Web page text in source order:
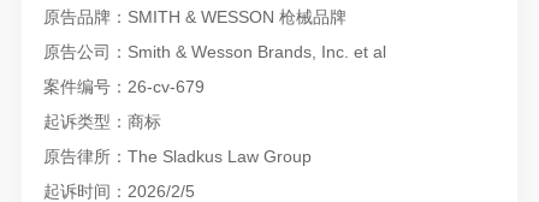
原告品牌：SMITH & WESSON 枪械品牌
原告公司：Smith & Wesson Brands, Inc. et al
案件编号：26-cv-679
起诉类型：商标
原告律所：The Sladkus Law Group
起诉时间：2026/2/5